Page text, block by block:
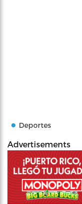
Deportes
Advertisements